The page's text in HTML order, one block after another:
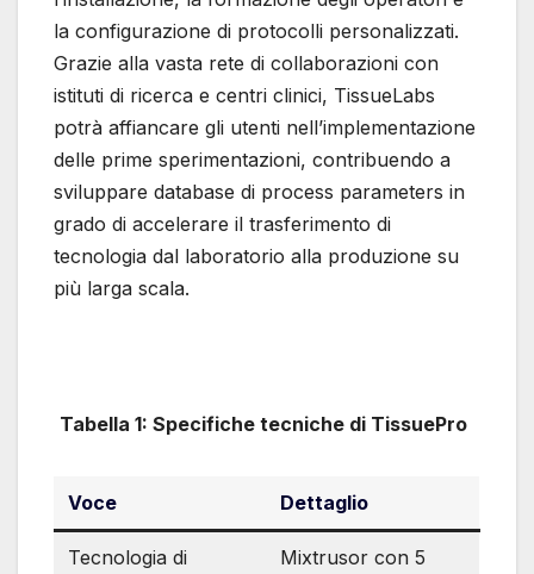
la configurazione di protocolli personalizzati.
Grazie alla vasta rete di collaborazioni con
istituti di ricerca e centri clinici, TissueLabs
potrà affiancare gli utenti nell’implementazione
delle prime sperimentazioni, contribuendo a
sviluppare database di process parameters in
grado di accelerare il trasferimento di
tecnologia dal laboratorio alla produzione su
più larga scala.
Tabella 1: Specifiche tecniche di TissuePro
Voce Dettaglio
Tecnologia di
Mixtrusor con 5